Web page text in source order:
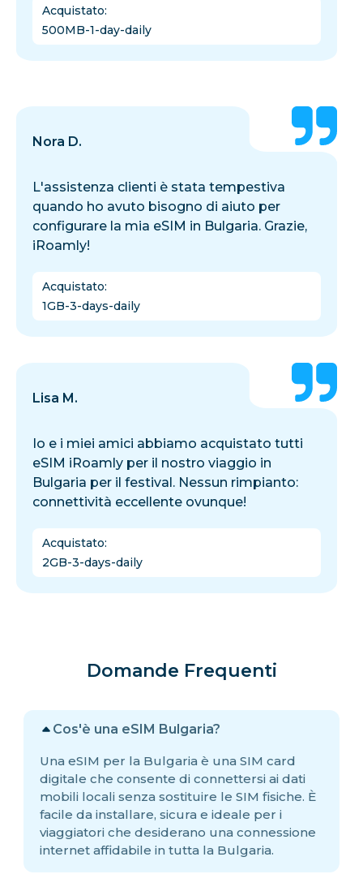
Acquistato:
500MB-1-day-daily
Nora D.
L'assistenza clienti è stata tempestiva
quando ho avuto bisogno di aiuto per
configurare la mia eSIM in Bulgaria. Grazie,
iRoamly!
Acquistato:
1GB-3-days-daily
Lisa M.
Io e i miei amici abbiamo acquistato tutti
eSIM iRoamly per il nostro viaggio in
Bulgaria per il festival. Nessun rimpianto:
connettività eccellente ovunque!
Acquistato:
2GB-3-days-daily
Domande Frequenti
Cos'è una eSIM Bulgaria?
Una eSIM per la Bulgaria è una SIM card
digitale che consente di connettersi ai dati
mobili locali senza sostituire le SIM fisiche. È
facile da installare, sicura e ideale per i
viaggiatori che desiderano una connessione
internet affidabile in tutta la Bulgaria.